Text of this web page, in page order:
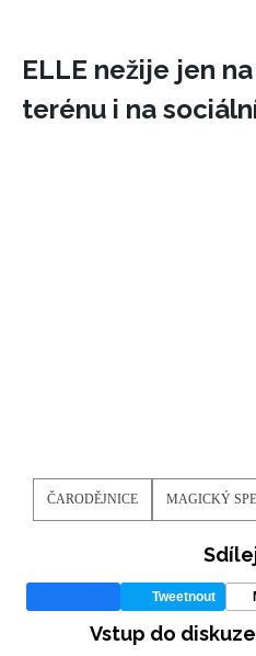
podmínkami společnosti
potvrzujete, že jste se
ochrany soukromí-
Vašimi údaji pracovat
ELLE nežije jen
terénu i na
ČARODĚJNICE MAGICKÝ
Tweetnout
Vstup do